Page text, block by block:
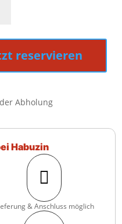
reservieren
Abholung
Habuzin

& Anschluss möglich